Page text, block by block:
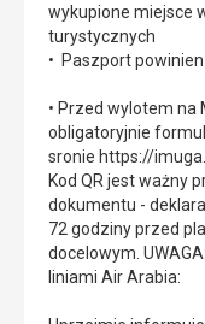
wykupione miejsce
turystycznych
• Paszport
• Przed wylotem na
obligatoryjnie
sronie https://
Kod QR jest ważny
dokumentu -
72 godziny przed
docelowym.
liniami Air Arabia: